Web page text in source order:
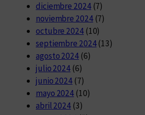
diciembre 2024(7)
noviembre 2024(7)
octubre 2024(10)
septiembre 2024(13)
agosto 2024(6)
julio 2024 (6)
junio 2024 (7)
mayo 2024 (10)
abril 2024 (3)